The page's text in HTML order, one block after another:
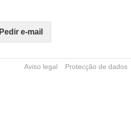
Pedir e-mail
Aviso legal Protecção de dados